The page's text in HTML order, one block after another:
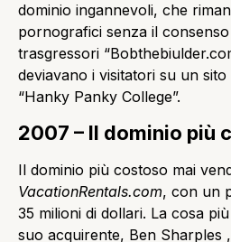
dominio ingannevoli, che
pornografici senza il consenso
trasgressori
deviavano i visitatori su un
“Hanky ​​Panky College”.
2007 – Il dominio più
Il dominio più costoso mai
VacationRentals.com, con un
35 milioni di dollari. La cosa
suo acquirente, Ben Sharples